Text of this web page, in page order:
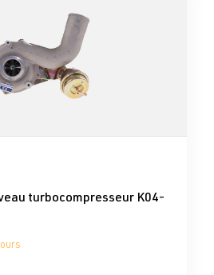
5 étoiles
turbocompresseur K04-